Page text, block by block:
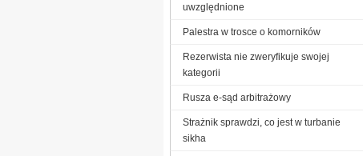
uwzględnione
Palestra w trosce o komorników
Rezerwista nie zweryfikuje swojej
kategorii
Rusza e-sąd arbitrażowy
Strażnik sprawdzi, co jest w turbanie
sikha